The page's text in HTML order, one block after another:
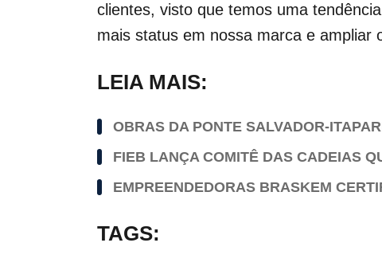
clientes, visto que temos uma
mais status em nossa marca e ampliar
LEIA MAIS:
OBRAS DA PONTE SALVADOR-
FIEB LANÇA COMITÊ DAS CADEIAS
EMPREENDEDORAS BRASKEM
TAGS: